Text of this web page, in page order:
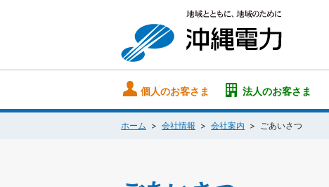
個人のお客さま 法人のお客さま
ホーム 会社情報 会社案内 ごあいさつ